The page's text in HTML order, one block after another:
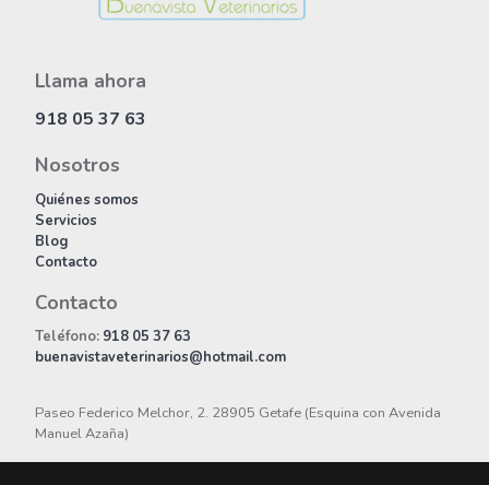
Llama ahora
918 05 37 63
Nosotros
Quiénes somos
Servicios
Blog
Contacto
Contacto
Teléfono: 918 05 37 63
buenavistaveterinarios@hotmail.com
Paseo Federico Melchor, 2. 28905 Getafe (Esquina con Avenida
Manuel Azaña)